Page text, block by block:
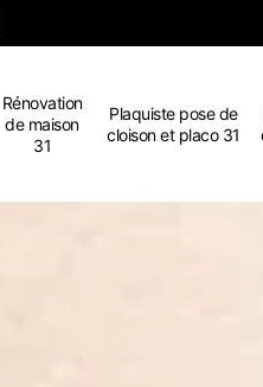
Rénovation
de maison
31
Plaquiste pose de
cloison et placo 31